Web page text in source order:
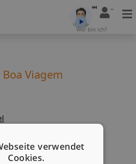
Wer bin ich?
Viagem
verwendet
Cookies.